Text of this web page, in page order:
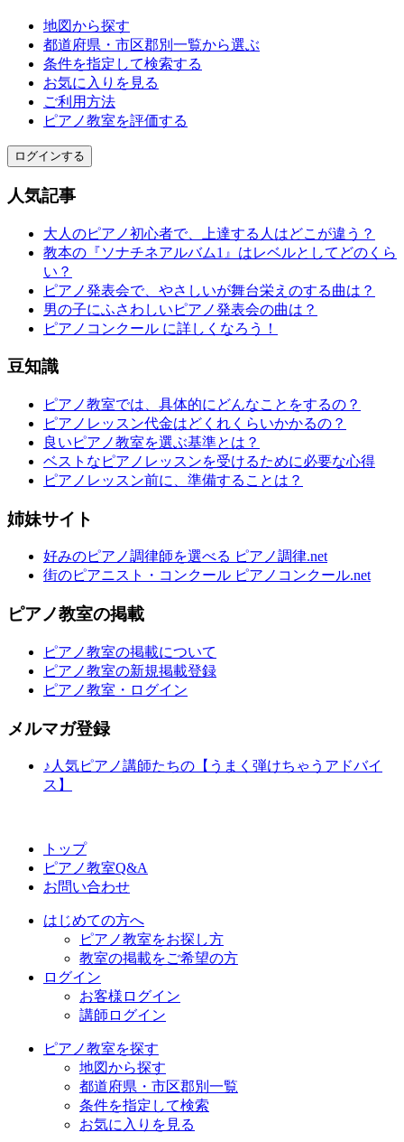
地図から探す
都道府県・市区郡別一覧から選ぶ
条件を指定して検索する
お気に入りを見る
ご利用方法
ピアノ教室を評価する
ログインする
人気記事
大人のピアノ初心者で、上達する人はどこが違う？
教本の『ソナチネアルバム1』はレベルとしてどのくら
い？
ピアノ発表会で、やさしいが舞台栄えのする曲は？
男の子にふさわしいピアノ発表会の曲は？
ピアノコンクール に詳しくなろう！
豆知識
ピアノ教室では、具体的にどんなことをするの？
ピアノレッスン代金はどくれくらいかかるの？
良いピアノ教室を選ぶ基準とは？
ベストなピアノレッスンを受けるために必要な心得
ピアノレッスン前に、準備することは？
姉妹サイト
好みのピアノ調律師を選べる ピアノ調律.net
街のピアニスト・コンクール ピアノコンクール.net
ピアノ教室の掲載
ピアノ教室の掲載について
ピアノ教室の新規掲載登録
ピアノ教室・ログイン
メルマガ登録
♪人気ピアノ講師たちの【うまく弾けちゃうアドバイ
ス】
トップ
ピアノ教室Q&A
お問い合わせ
はじめての方へ
ピアノ教室をお探し方
教室の掲載をご希望の方
ログイン
お客様ログイン
講師ログイン
ピアノ教室を探す
地図から探す
都道府県・市区郡別一覧
条件を指定して検索
お気に入りを見る